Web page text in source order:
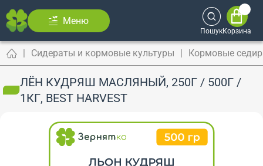
Меню
ПошукКорзина
Сидераты и кормовые культуры Кормовые
ЛЁН КУДРЯШ МАСЛЯНЫЙ, 250Г / 500Г /
1КГ, BEST HARVEST